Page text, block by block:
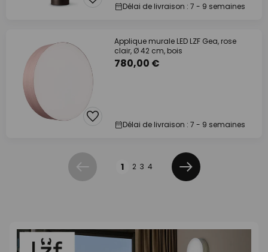
Délai de livraison : 7 - 9 semaines
Applique murale LED LZF Gea, rose
clair, Ø 42 cm, bois
780,00 €
Délai de livraison : 7 - 9 semaines
Précédent 1 2 3 4
Suivant